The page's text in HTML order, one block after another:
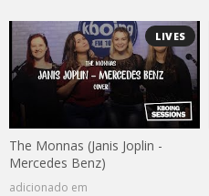
LIVES
The Monnas (Janis Joplin -
Mercedes Benz)
adicionado em